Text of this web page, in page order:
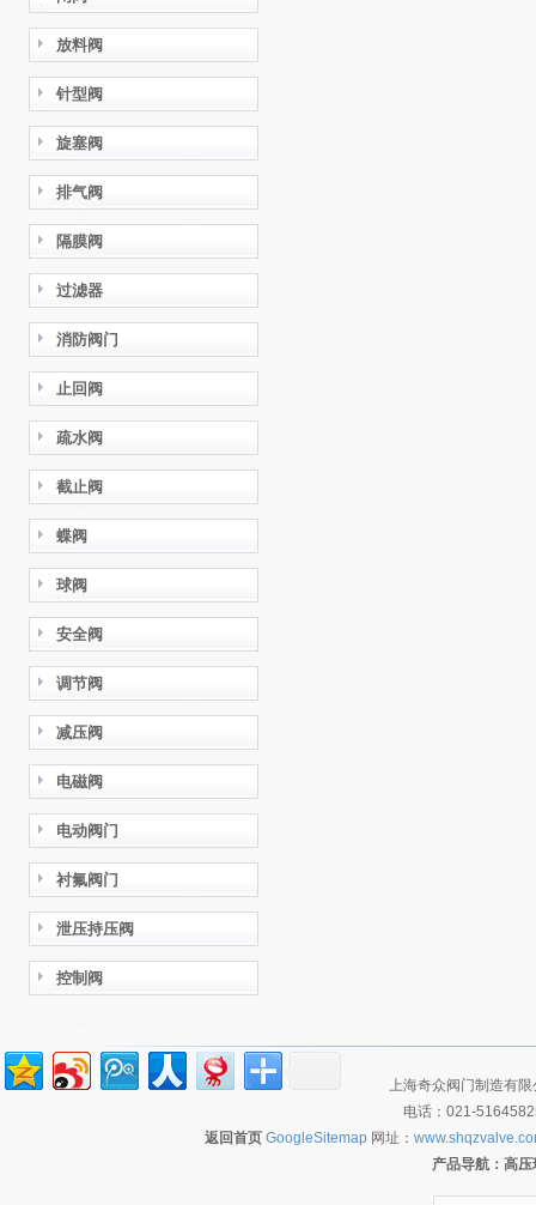
放料阀
针型阀
旋塞阀
排气阀
隔膜阀
过滤器
消防阀门
止回阀
疏水阀
截止阀
蝶阀
球阀
安全阀
调节阀
减压阀
电磁阀
电动阀门
衬氟阀门
泄压持压阀
控制阀
上海奇众阀门制造有
电话：021-
返回首页 GoogleSitemap 网址：
产品导航： 高压